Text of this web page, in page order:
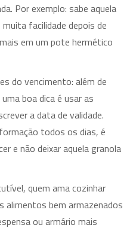
Por exemplo: sabe aquela
facilidade depois de
em um pote hermético
do vencimento: além de
boa dica é usar as
a data de validade.
todos os dias, é
e não deixar aquela granola
quem ama cozinhar
alimentos bem armazenados
ou armário mais